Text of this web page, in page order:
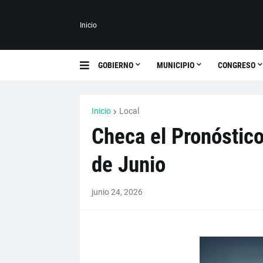
Inicio
GOBIERNO MUNICIPIO CONGRESO
Inicio Local
Checa el
de Junio
junio 24, 2026